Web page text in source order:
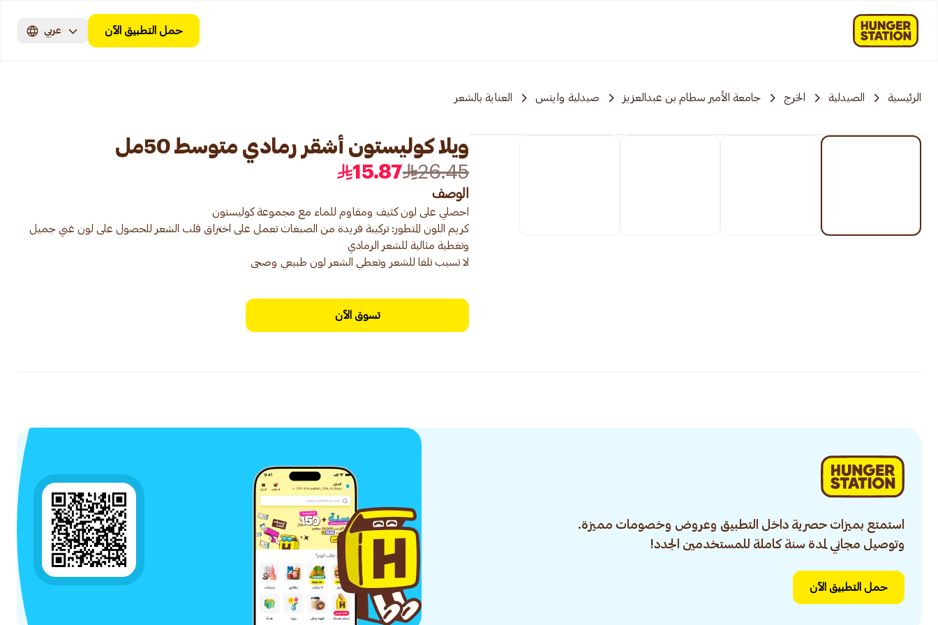
حمل التطبيق الآن عربي
الرئيسية الصيدلية الخرج جامعة الأمير سطام بن عبدالعزيز صيدلية وايتس العناية بالشعر
ويلا كوليستون أشقر رمادي متوسط 50مل
26.45
15.87
الوصف
كريم اللون المتطور: تركيبة فريدة من الصبغات تعمل على اختراق قلب الشعر للحصول على لون غني جميل
لا تسبب تلفا للشعر وتعطي الشعر لون طبيعي وصحى
تسوق الآن
استمتع بميزات حصرية داخل التطبيق وعروض وخصومات مميزة.
وتوصيل مجاني لمدة سنة كاملة للمستخدمين الجدد!
حمل التطبيق الآن